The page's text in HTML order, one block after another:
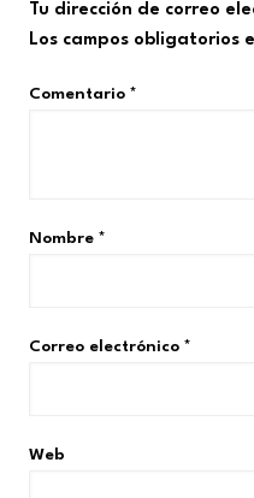
Tu dirección de correo
Los campos obligatorios
Comentario *
Nombre *
Correo electrónico *
Web